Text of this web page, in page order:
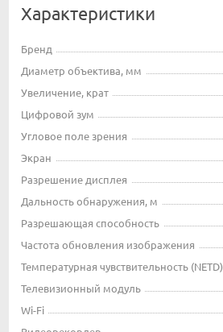
Характеристики
Бренд
Диаметр объектива, мм
Увеличение, крат
Цифровой зум
Угловое поле зрения
Экран
Разрешение дисплея
Дальность обнаружения, м
Разрешающая способность
Частота обновления изображения
Температурная чувствительность (NETD)
Телевизионный модуль
Wi-Fi